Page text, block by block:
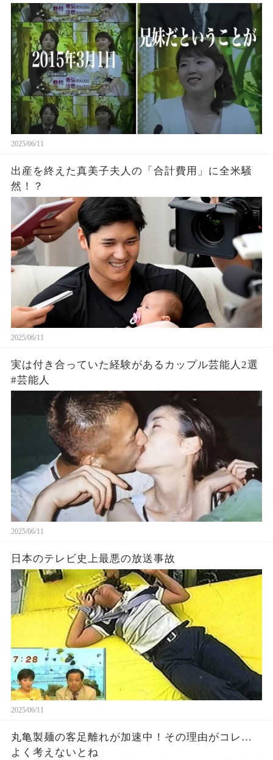
2025/06/11
出産を終えた真美子夫人の「合計費用」に全米騒
然！？
2025/06/11
実は付き合っていた経験があるカップル芸能人2選
#芸能人
2025/06/11
日本のテレビ史上最悪の放送事故
2025/06/11
丸亀製麺の客足離れが加速中！その理由がコレ…
よく考えないとね